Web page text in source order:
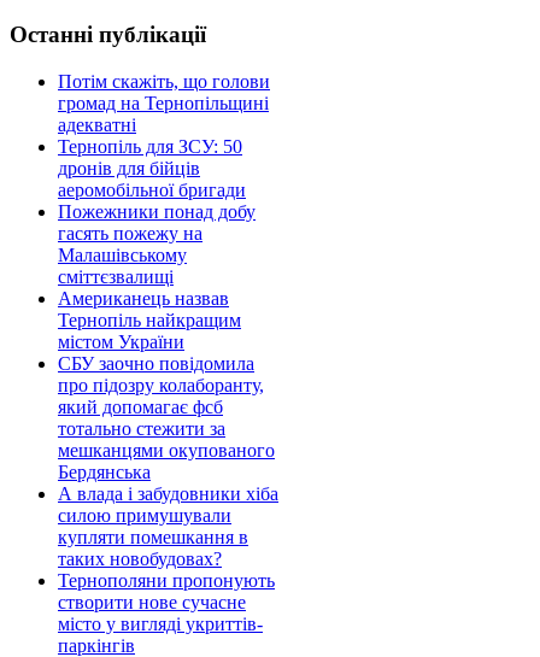
Останні публікації
Потім скажіть, що голови
громад на Тернопільщині
адекватні
Тернопіль для ЗСУ: 50
дронів для бійців
аеромобільної бригади
Пожежники понад добу
гасять пожежу на
Малашівському
сміттєзвалищі
Американець назвав
Тернопіль найкращим
містом України
СБУ заочно повідомила
про підозру колаборанту,
який допомагає фсб
тотально стежити за
мешканцями окупованого
Бердянська
А влада і забудовники хіба
силою примушували
купляти помешкання в
таких новобудовах?
Тернополяни пропонують
створити нове сучасне
місто у вигляді укриттів-
паркінгів